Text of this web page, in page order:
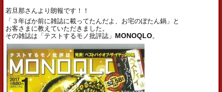
若旦那さんより朗報です！！
「３年ばか前に雑誌に載ってたんだよ、お宅のぼたん鍋」と
お客さまに教えていただきました。
その雑誌は「テストするモノ批評誌」 MONOQLO。